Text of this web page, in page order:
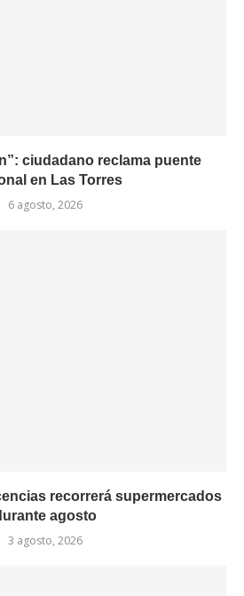
ciudadano reclama puente
en Las Torres
6 agosto, 2026
recorrerá supermercados
agosto
3 agosto, 2026